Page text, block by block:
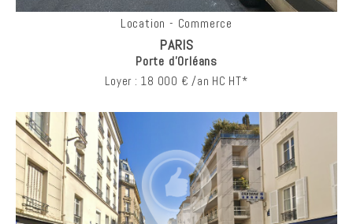
Location - Commerce
PARIS
Porte d'Orléans
Loyer : 18 000 € /an HC HT*